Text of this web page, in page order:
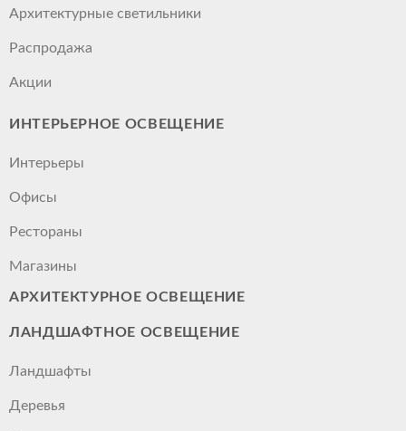
Архитектурные светильники
Распродажа
Акции
ИНТЕРЬЕРНОЕ ОСВЕЩЕНИЕ
Интерьеры
Офисы
Рестораны
Магазины
АРХИТЕКТУРНОЕ ОСВЕЩЕНИЕ
ЛАНДШАФТНОЕ ОСВЕЩЕНИЕ
Ландшафты
Деревья